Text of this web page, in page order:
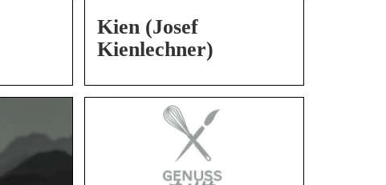
Kien (Josef
Kienlechner)